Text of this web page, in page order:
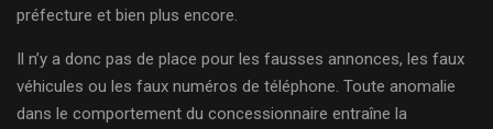
préfecture et bien plus encore.
Il n’y a donc pas de place pour les fausses annonces, les faux
véhicules ou les faux numéros de téléphone. Toute anomalie
dans le comportement du concessionnaire entraîne la